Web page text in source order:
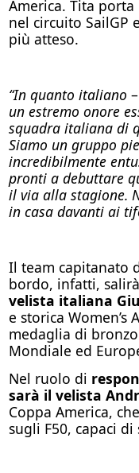
America. Tita
nel circuito SailGP
più atteso.
“In quanto italiano –
un estremo onore
squadra italiana di
Siamo un gruppo
incredibilmente
pronti a debuttare
il via alla stagione.
in casa davanti ai
Il team capitanato
bordo, infatti, salirà
velista italiana
e storica Women’s
medaglia di
Mondiale ed
Nel ruolo di
sarà il velista
Coppa America,
sugli F50, capaci